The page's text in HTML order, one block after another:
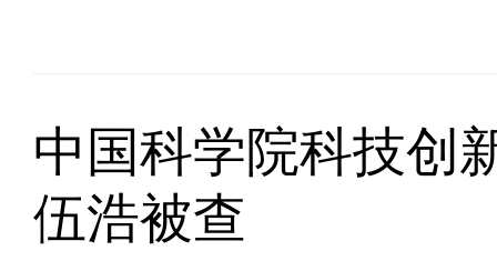
中国科学院科技创
伍浩被查